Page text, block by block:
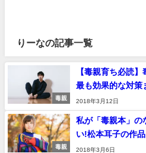
りーなの記事一覧
毒親
【毒親育ち必読
最も効果的な対策
2018年3月12日
毒親
私が「毒親本」の
い!松本耳子の作品
2018年3月6日